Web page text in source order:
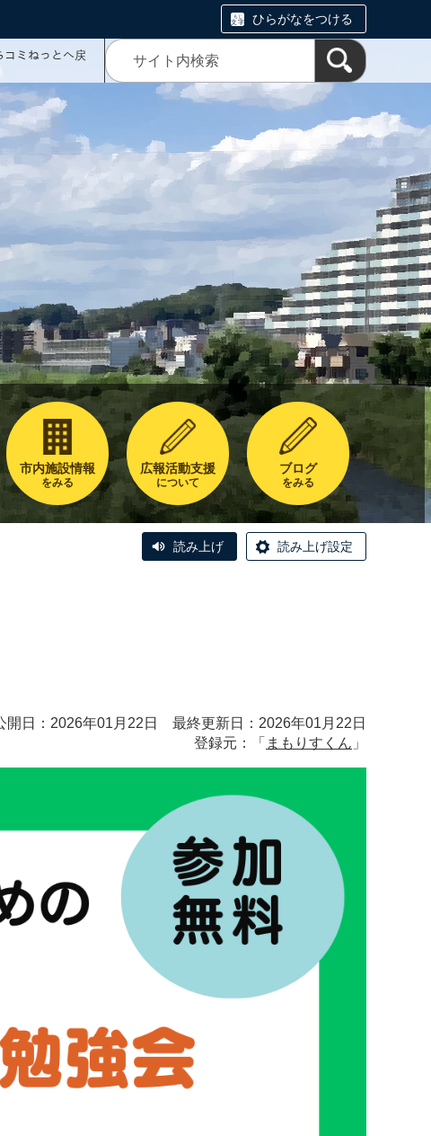
ひらがなをつける
ミねっとへ戻
市内施設情報
をみる
広報活動支援
について
ブログ
をみる
読み上げ 読み上げ設定
開日：2026年01月22日 最終更新日：2026年01月22日
登録元：「 まもりすくん 」